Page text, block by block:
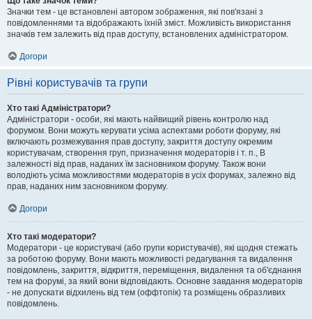
Значки тем - це встановлені автором зображення, які пов'язані з
повідомленнями та відображають їхній зміст. Можливість використання
значків тем залежить від прав доступу, встановлених адміністратором.
Догори
Рівні користувачів та групи
Хто такі Адміністратори?
Адміністратори - особи, які мають найвищий рівень контролю над
форумом. Вони можуть керувати усіма аспектами роботи форуму, які
включають розмежування прав доступу, закриття доступу окремим
користувачам, створення груп, призначення модераторів і т. п., В
залежності від прав, наданих їм засновником форуму. Також вони
володіють усіма можливостями модераторів в усіх форумах, залежно від
прав, наданих ним засновником форуму.
Догори
Хто такі модератори?
Модератори - це користувачі (або групи користувачів), які щодня стежать
за роботою форуму. Вони мають можливості редагування та видалення
повідомлень, закриття, відкриття, переміщення, видалення та об'єднання
тем на форумі, за який вони відповідають. Основне завдання модераторів
- не допускати відхилень від тем (оффтопік) та розміщень образливих
повідомлень.